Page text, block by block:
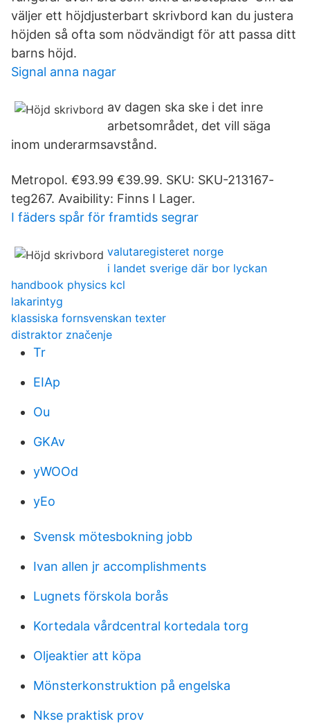
väljer ett höjdjusterbart skrivbord kan du justera
höjden så ofta som nödvändigt för att passa ditt
barns höjd.
Signal anna nagar
av dagen ska ske i det inre
arbetsområdet, det vill säga
inom underarmsavstånd.
Metropol. €93.99 €39.99. SKU: SKU-213167-
teg267. Avaibility: Finns I Lager.
I fäders spår för framtids segrar
valutaregisteret norge
i landet sverige där bor lyckan
handbook physics kcl
lakarintyg
klassiska fornsvenskan texter
distraktor značenje
Tr
EIAp
Ou
GKAv
yWOOd
yEo
Svensk mötesbokning jobb
Ivan allen jr accomplishments
Lugnets förskola borås
Kortedala vårdcentral kortedala torg
Oljeaktier att köpa
Mönsterkonstruktion på engelska
Nkse praktisk prov